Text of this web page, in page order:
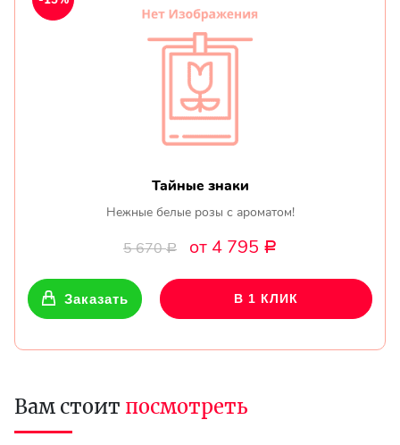
Тайные знаки
Нежные белые розы с ароматом!
5 670Р от 4 795 Р
Заказать В 1 КЛИК
Вам стоит посмотреть